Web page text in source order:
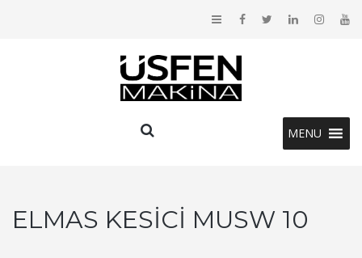
MENU
ELMAS KESICI MUSW 10